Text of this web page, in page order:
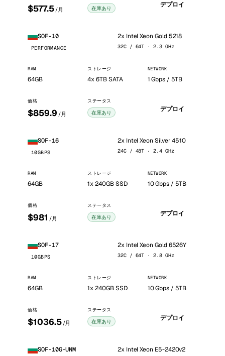
$577.5 /月 在庫あり デプロイ
SOF-10
PERFORMANCE
2x Intel Xeon Gold 5218
32C / 64T · 2.3 GHz
RAM
64GB
ストレージ
4x 6TB SATA
NETWORK
1 Gbps / 5TB
価格
$859.9 /月
ステータス
在庫あり デプロイ
SOF-16
10GBPS
2x Intel Xeon Silver 4510
24C / 48T · 2.4 GHz
RAM
64GB
ストレージ
1x 240GB SSD
NETWORK
10 Gbps / 5TB
価格
$981 /月
ステータス
在庫あり デプロイ
SOF-17
10GBPS
2x Intel Xeon Gold 6526Y
32C / 64T · 2.8 GHz
RAM
64GB
ストレージ
1x 240GB SSD
NETWORK
10 Gbps / 5TB
価格
$1036.5 /月
ステータス
在庫あり デプロイ
SOF-10G-UNM 2x Intel Xeon E5-2420v2